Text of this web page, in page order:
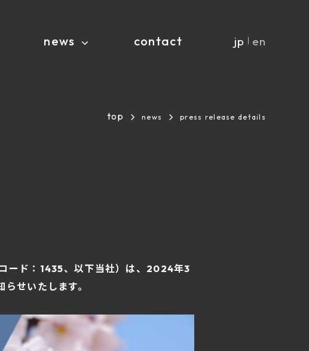
news contact jp en
top
news press release details
ード：1435、以下当社）は、2024年3
せいたします。